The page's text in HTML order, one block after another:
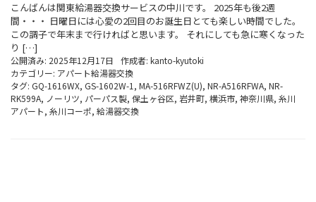
こんばんは関東給湯器交換サービスの中川です。 2025年も後2週
間・・・ 日曜日には心愛の2回目のお誕生日とても楽しい時間でした。
この調子で年末まで行ければと思います。 それにしても急に寒くなった
り […]
公開済み: 2025年12月17日 作成者: kanto-kyutoki
カテゴリー: アパート給湯器交換
タグ: GQ-1616WX, GS-1602W-1 , MA-516RFWZ(U), NR-A516RFWA, NR-
RK599A, ノーリツ, パーパス製, 保土ヶ谷区, 岩井町, 横浜市, 神奈川県, 糸川
アパート, 糸川コーポ, 給湯器交換